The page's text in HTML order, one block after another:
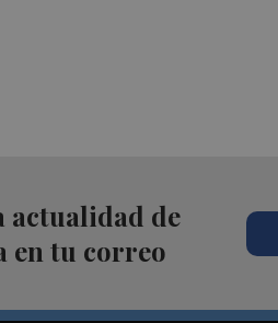
actualidad de
en tu correo